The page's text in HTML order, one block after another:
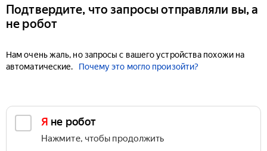
Подтвердите, что запросы отправляли вы, а
не робот
Нам очень жаль, но запросы с вашего устройства похожи на
автоматические.
Почему это могло произойти?
Я не робот
Нажмите, чтобы продолжить